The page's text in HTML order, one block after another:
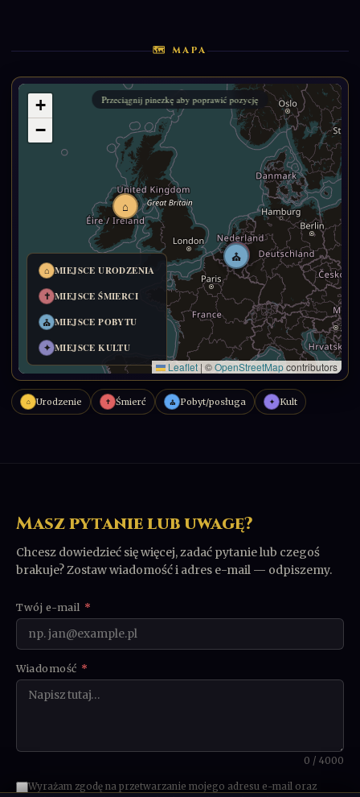
🗺 MAPA
⌂ Urodzenie ✝ Śmierć ⛪ Pobyt/posługa ✦ Kult
Masz pytanie lub uwagę?
Chcesz dowiedzieć się więcej, zadać pytanie lub czegoś
brakuje? Zostaw wiadomość i adres e-mail — odpiszemy.
Twój e-mail *
Wiadomość *
0 / 4000
Wyrażam zgodę na przetwarzanie mojego adresu e-mail oraz